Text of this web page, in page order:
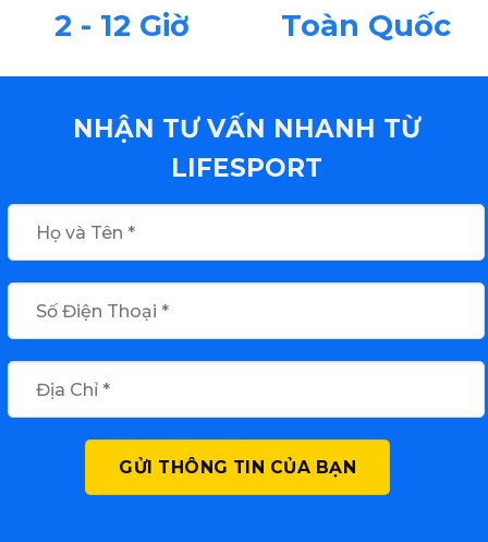
2 - 12 Giờ Toàn Quốc
NHẬN TƯ VẤN NHANH TỪ
LIFESPORT